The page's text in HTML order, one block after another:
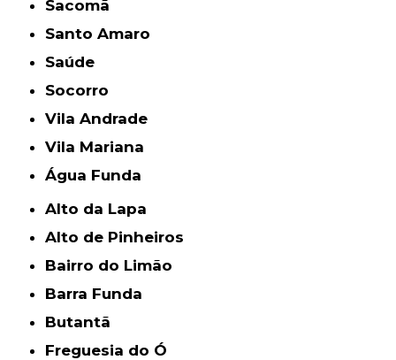
Sacomã
Santo Amaro
Saúde
Socorro
Vila Andrade
Vila Mariana
Água Funda
Alto da Lapa
Alto de Pinheiros
Bairro do Limão
Barra Funda
Butantã
Freguesia do Ó